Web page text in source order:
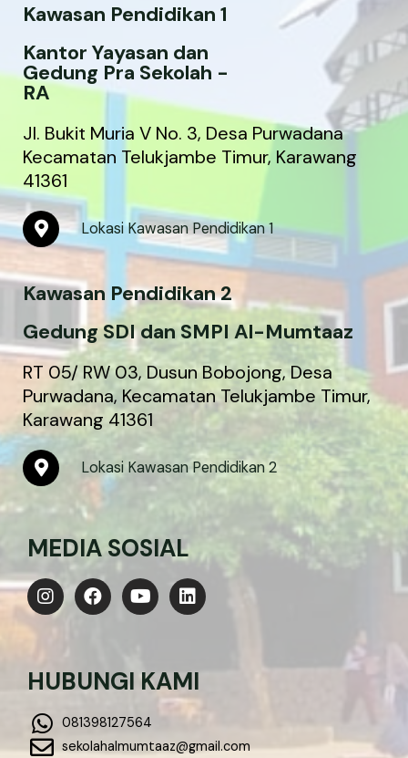
Kawasan Pendidikan 1
Kantor Yayasan dan
Gedung Pra Sekolah -
RA
Jl. Bukit Muria V No. 3, Desa Purwadana
Kecamatan Telukjambe Timur, Karawang
41361
M
a
p
-
m
r
k
e
-
a
l
t
Lokasi Kawasan Pendidikan 1
Kawasan Pendidikan 2
Gedung SDI dan SMPI Al-Mumtaaz
RT 05/ RW 03, Dusun Bobojong, Desa
Purwadana, Kecamatan Telukjambe Timur,
Karawang 41361
M
a
a
k
e
r
l
t
Lokasi Kawasan Pendidikan 2
MEDIA SOSIAL
I
n
g
r
a
m
F
a
o
o
k
Y
o
b
e
L
i
d
i
n
HUBUNGI KAMI
081398127564
sekolahalmumtaaz@gmail.com